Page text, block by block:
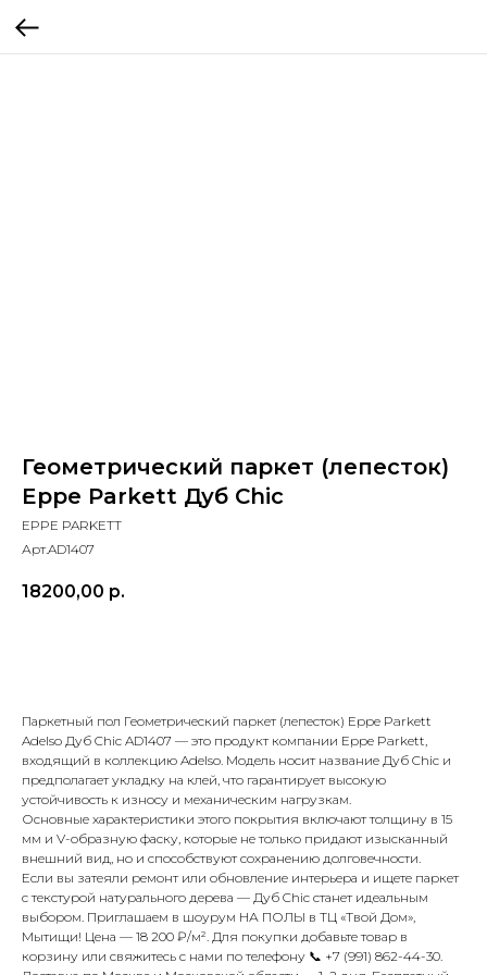
Геометрический паркет (лепесток)
Eppe Parkett Дуб Chic
EPPE PARKETT
Арт.AD1407
18200,00 р.
Паркетный пол Геометрический паркет (лепесток) Eppe Parkett
Adelso Дуб Chic AD1407 — это продукт компании Eppe Parkett,
входящий в коллекцию Adelso. Модель носит название Дуб Chic и
предполагает укладку на клей, что гарантирует высокую
устойчивость к износу и механическим нагрузкам.
Основные характеристики этого покрытия включают толщину в 15
мм и V-образную фаску, которые не только придают изысканный
внешний вид, но и способствуют сохранению долговечности.
Если вы затеяли ремонт или обновление интерьера и ищете паркет
с текстурой натурального дерева — Дуб Chic станет идеальным
выбором. Приглашаем в шоурум НА ПОЛЫ в ТЦ «Твой Дом»,
Мытищи! Цена — 18 200 ₽/м². Для покупки добавьте товар в
корзину или свяжитесь с нами по телефону 📞 +7 (991) 862-44-30.